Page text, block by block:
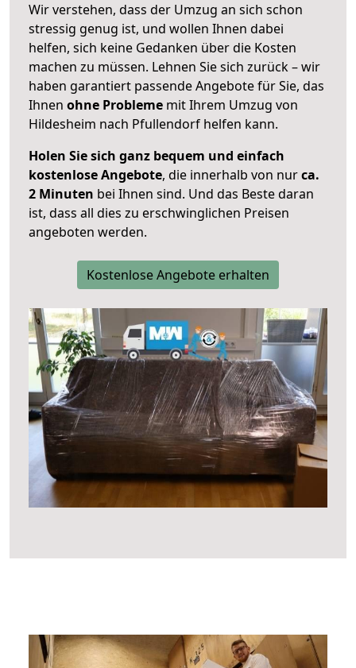
Wir verstehen, dass der Umzug an sich schon
stressig genug ist, und wollen Ihnen dabei
helfen, sich keine Gedanken über die Kosten
machen zu müssen. Lehnen Sie sich zurück – wir
haben garantiert passende Angebote für Sie, das
Ihnen ohne Probleme mit Ihrem Umzug von
Hildesheim nach Pfullendorf helfen kann.
Holen Sie sich ganz bequem und einfach
kostenlose Angebote, die innerhalb von nurca.
2 Minuten bei Ihnen sind. Und das Beste daran
ist, dass all dies zu erschwinglichen Preisen
angeboten werden.
Kostenlose Angebote erhalten